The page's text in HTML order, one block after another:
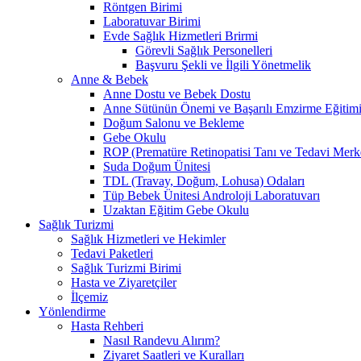
Röntgen Birimi
Laboratuvar Birimi
Evde Sağlık Hizmetleri Brirmi
Görevli Sağlık Personelleri
Başvuru Şekli ve İlgili Yönetmelik
Anne & Bebek
Anne Dostu ve Bebek Dostu
Anne Sütünün Önemi ve Başarılı Emzirme Eğitimi
Doğum Salonu ve Bekleme
Gebe Okulu
ROP (Prematüre Retinopatisi Tanı ve Tedavi
Suda Doğum Ünitesi
TDL (Travay, Doğum, Lohusa) Odaları
Tüp Bebek Ünitesi Androloji Laboratuvarı
Uzaktan Eğitim Gebe Okulu
Sağlık Turizmi
Sağlık Hizmetleri ve Hekimler
Tedavi Paketleri
Sağlık Turizmi Birimi
Hasta ve Ziyaretçiler
İlçemiz
Yönlendirme
Hasta Rehberi
Nasıl Randevu Alırım?
Ziyaret Saatleri ve Kuralları